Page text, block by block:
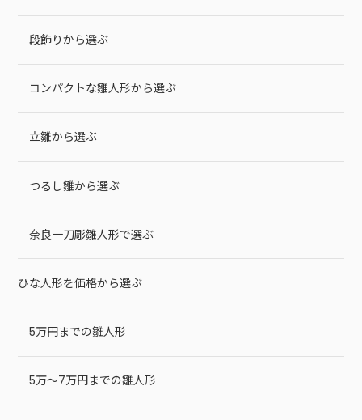
段飾りから選ぶ
コンパクトな雛人形から選ぶ
立雛から選ぶ
つるし雛から選ぶ
奈良一刀彫雛人形で選ぶ
ひな人形を価格から選ぶ
5万円までの雛人形
5万～7万円までの雛人形